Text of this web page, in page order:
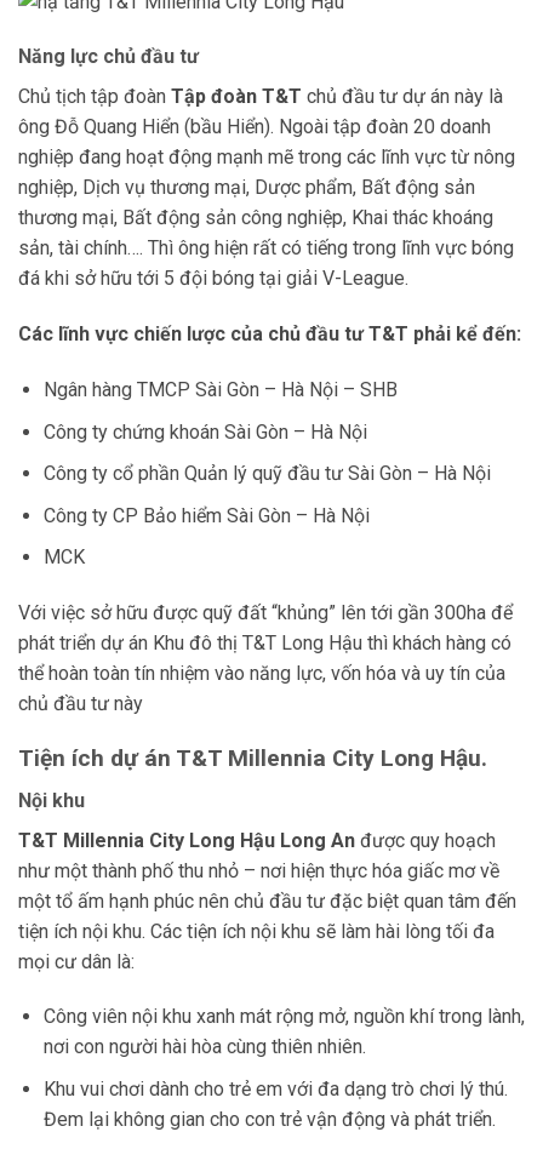
Năng lực chủ đầu tư
Chủ tịch tập đoàn Tập đoàn T&T chủ đầu tư dự án này là
ông Đỗ Quang Hiển (bầu Hiển). Ngoài tập đoàn 20 doanh
nghiệp đang hoạt động mạnh mẽ trong các lĩnh vực từ nông
nghiệp, Dịch vụ thương mại, Dược phẩm, Bất động sản
thương mại, Bất động sản công nghiệp, Khai thác khoáng
sản, tài chính…. Thì ông hiện rất có tiếng trong lĩnh vực bóng
đá khi sở hữu tới 5 đội bóng tại giải V-League.
Các lĩnh vực chiến lược của chủ đầu tư T&T phải kể đến:
Ngân hàng TMCP Sài Gòn – Hà Nội – SHB
Công ty chứng khoán Sài Gòn – Hà Nội
Công ty cổ phần Quản lý quỹ đầu tư Sài Gòn – Hà Nội
Công ty CP Bảo hiểm Sài Gòn – Hà Nội
MCK
Với việc sở hữu được quỹ đất “khủng” lên tới gần 300ha để
phát triển dự án Khu đô thị T&T Long Hậu thì khách hàng có
thể hoàn toàn tín nhiệm vào năng lực, vốn hóa và uy tín của
chủ đầu tư này
Tiện ích dự án T&T Millennia City Long Hậu.
Nội khu
T&T Millennia City Long Hậu Long An được quy hoạch
như một thành phố thu nhỏ – nơi hiện thực hóa giấc mơ về
một tổ ấm hạnh phúc nên chủ đầu tư đặc biệt quan tâm đến
tiện ích nội khu. Các tiện ích nội khu sẽ làm hài lòng tối đa
mọi cư dân là:
Công viên nội khu xanh mát rộng mở, nguồn khí trong lành,
nơi con người hài hòa cùng thiên nhiên.
Khu vui chơi dành cho trẻ em với đa dạng trò chơi lý thú.
Đem lại không gian cho con trẻ vận động và phát triển.